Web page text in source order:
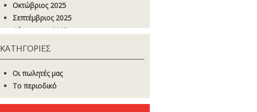
Οκτώβριος 2025
Σεπτέμβριος 2025
Αύγουστος 2025
Απρίλιος 2025
Μάρτιος 2025
Φεβρουάριος 2025
Ιανουάριος 2025
ΚΑΤΗΓΟΡΙΕΣ
Οι πωλητές μας
Το περιοδικό